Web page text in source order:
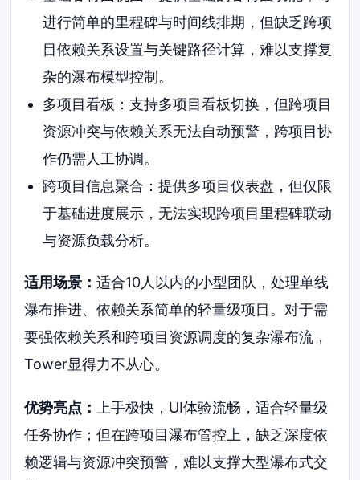
进行简单的里程碑与时间线排期，但缺乏跨项
目依赖关系设置与关键路径计算，难以支撑复
杂的瀑布模型控制。
多项目看板：支持多项目看板切换，但跨项目
资源冲突与依赖关系无法自动预警，跨项目协
作仍需人工协调。
跨项目信息聚合：提供多项目仪表盘，但仅限
于基础进度展示，无法实现跨项目里程碑联动
与资源负载分析。
适用场景：适合10人以内的小型团队，处理单线
瀑布推进、依赖关系简单的轻量级项目。对于需
要强依赖关系和跨项目资源调度的复杂瀑布流，
Tower显得力不从心。
优势亮点：
上手极快，UI体验流畅，适合轻量级
任务协作；但在跨项目瀑布管控上，缺乏深度依
赖逻辑与资源冲突预警，难以支撑大型瀑布式交